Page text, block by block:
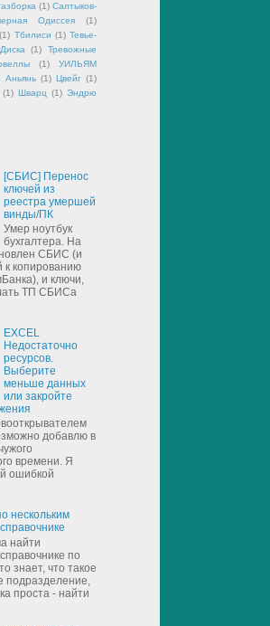
(1) Салтыков-
Одиссея
(1)
(1) Тбилиси (1) Тевье-
(1)
Тревожные
(1)
УИЛЬЯМ
Аньянь (1) Цвейг (1)
(1) Шварц (1) Эндрю
[СБИС] Перенос
ключей из
реестра умершей
винды/ПК
Умер ноутбук
бухгалтера. На
СБИС (и
копированию
и ключи,
ТП СБИСа
EXCEL
Недостаточно
ресурсов.
Выберите
меньше данных
или закройте
добавлю в
времени. Я
ошибкой
нескольким
найти
по
знает, что такое
подразделение,
проста - найти